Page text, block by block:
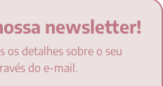
newsletter!
os detalhes sobre o seu
do e-mail.